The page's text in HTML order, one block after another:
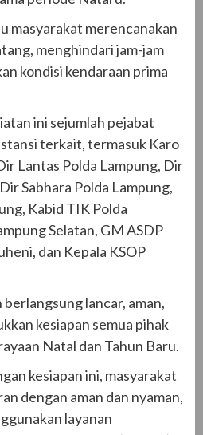
masyarakat merencanakan
menghindari jam-jam
kondisi kendaraan prima
ini sejumlah pejabat
terkait, termasuk Karo
Lantas Polda Lampung, Dir
Sabhara Polda Lampung,
Kabid TIK Polda
Selatan, GM ASDP
dan Kepala KSOP
lancar, aman,
kesiapan semua pihak
Natal dan Tahun Baru.
kesiapan ini, masyarakat
dengan aman dan nyaman,
layanan